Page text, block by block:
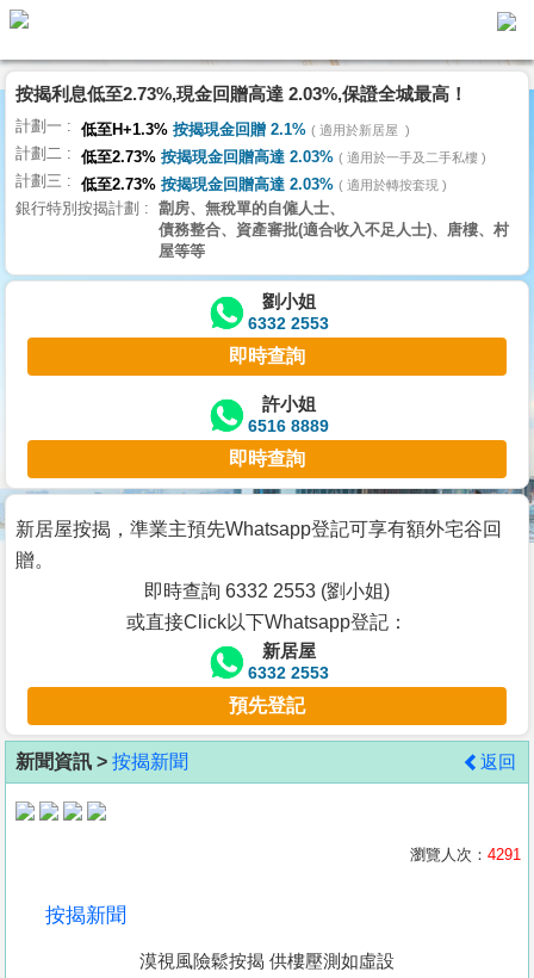
代
理
主
頁
搵
樓/
交
業
主
宅
谷
按
客
地
產
按揭利息低至2.73%,現金回贈高達 2.03%,保證全城最高！
計劃一 低至H+1.3% 按揭現金回贈 2.1% 適用於新居屋
計劃二 低至2.73% 按揭現金回贈高達 2.03% 適用於一手及二手私樓
計劃三 低至2.73% 按揭現金回贈高達 2.03% 適用於轉按套現
銀行特別按揭計劃
劏房、無稅單的自僱人士、
債務整合、資產審批(適合收入不足人士)、唐樓、村
屋等等
劉小姐
6332 2553
即時查詢
許小姐
6516 8889
即時查詢
新居屋按揭，準業主預先Whatsapp登記可享有額外宅谷回
贈。
即時查詢 6332 2553 (劉小姐)
或直接Click以下Whatsapp登記：
新居屋
6332 2553
預先登記
新聞資訊 > 按揭新聞 返回
瀏覽人次： 4291
按揭新聞
漠視風險鬆按揭 供樓壓測如虛設